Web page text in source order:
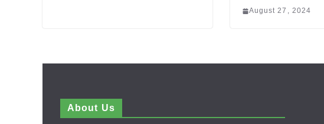
August 27, 2024
About Us